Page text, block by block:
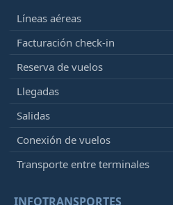
Líneas aéreas
Facturación check-in
Reserva de vuelos
Llegadas
Salidas
Conexión de vuelos
Transporte entre terminales
INFOTRANSPORTES